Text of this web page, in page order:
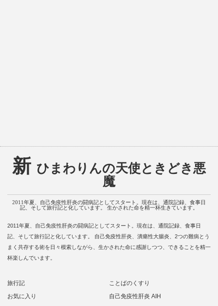
新 ひまわりんの天使ときどき悪
魔
2011年夏、自己免疫性肝炎の闘病記としてスタート。現在は、通院記録、食事日
記、そして旅行記と化しています。 生かされた命を精一杯生きています。
2011年夏、自己免疫性肝炎の闘病記としてスタート。現在は、通院記録、食事日
記、そして旅行記と化しています。 自己免疫性肝炎、潰瘍性大腸炎、2つの難病とう
まく共存する術を日々模索しながら、生かされた命に感謝しつつ、できることを精一
杯楽しんでいます。
旅行記
ことばのくすり
お気に入り
自己免疫性肝炎 AIH